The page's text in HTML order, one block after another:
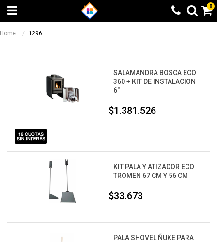
0
Home 1296
SALAMANDRA BOSCA ECO
360 + KIT DE INSTALACION
6"
$1.381.526
KIT PALA Y ATIZADOR ECO
TROMEN 67 CM Y 56 CM
$33.673
PALA SHOVEL ÑUKE PARA